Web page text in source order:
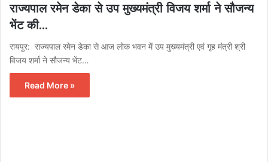
राज्यपाल रमेन डेका से उप मुख्यमंत्री विजय शर्मा ने सौजन्य
भेंट की…
रायपुर: राज्यपाल रमेन डेका से आज लोक भवन में उप मुख्यमंत्री एवं गृह मंत्री श्री
विजय शर्मा ने सौजन्य भेंट…
Read More »